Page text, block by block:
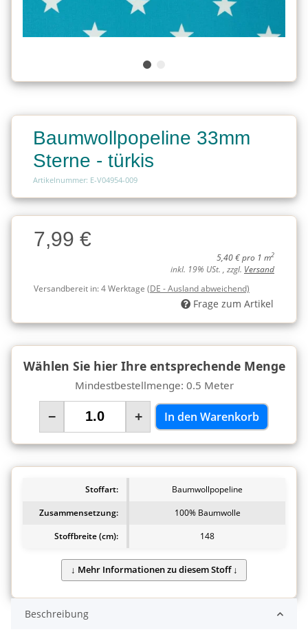
Baumwollpopeline 33mm
Sterne - türkis
Artikelnummer: E-V04954-009
Charge
Charge7,99 €
5,40 € pro 1 m2
inkl. 19% USt. , zzgl. Versand
Versandbereit in:4 Werktage (DE - Ausland abweichend)
Frage zum Artikel
Wählen Sie hier Ihre entsprechende Menge
Mindestbestellmenge: 0.5 Meter
− + In den Warenkorb
Stoffart:
Baumwollpopeline
Zusammensetzung:
100% Baumwolle
Stoffbreite (cm):
148
Beschreibung